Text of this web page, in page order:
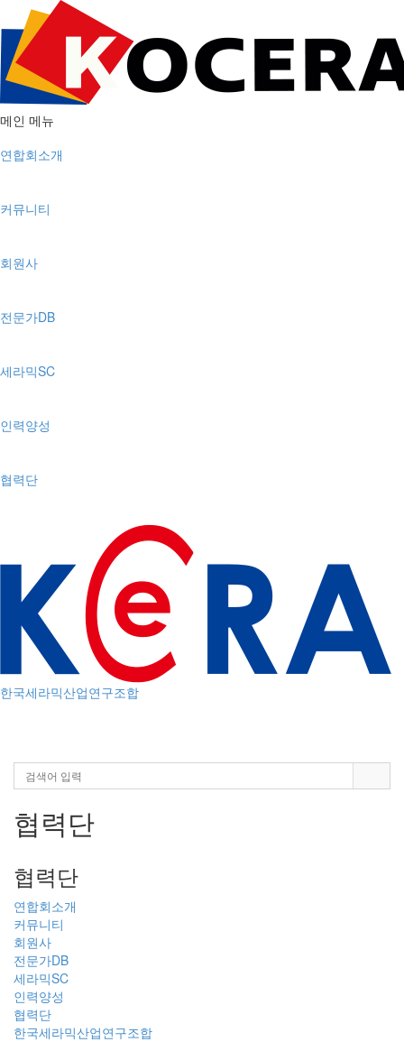
메인 메뉴
연합회소개
커뮤니티
회원사
전문가DB
세라믹SC
인력양성
협력단
한국세라믹산업연구조합
navigation
협력단
협력단
연합회소개
커뮤니티
회원사
전문가DB
세라믹SC
인력양성
협력단
한국세라믹산업연구조합